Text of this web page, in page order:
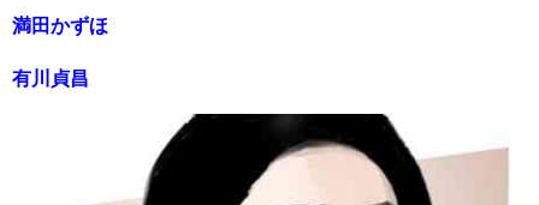
満田かずほ
有川貞昌